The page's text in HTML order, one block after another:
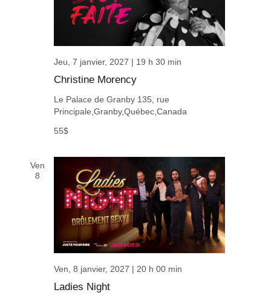
Christine Morency
Jeu, 7 janvier, 2027 | 19 h 30 min
Le Palace de Granby 135, rue
Principale,Granby,Québec,Canada
55$
Ven
8
Ladies Night
Ven, 8 janvier, 2027 | 20 h 00 min